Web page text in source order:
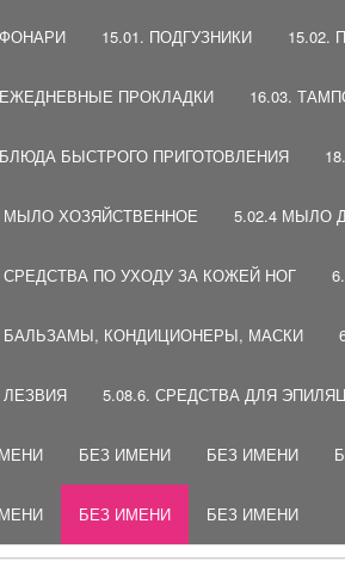
ФОНАРИ 15.01. ПОДГУЗНИКИ 15.02.
ЕЖЕДНЕВНЫЕ ПРОКЛАДКИ 16.03.
БЛЮДА БЫСТРОГО ПРИГОТОВЛЕНИЯ
МЫЛО ХОЗЯЙСТВЕННОЕ 5.02.4 МЫЛО
СРЕДСТВА ПО УХОДУ ЗА КОЖЕЙ НОГ
БАЛЬЗАМЫ, КОНДИЦИОНЕРЫ, МАСКИ
ЛЕЗВИЯ 5.08.6. СРЕДСТВА ДЛЯ
БЕЗ ИМЕНИ БЕЗ ИМЕНИ
БЕЗ ИМЕНИ БЕЗ ИМЕНИ